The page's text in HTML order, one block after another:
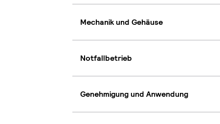
Mechanik und Gehäuse
Notfallbetrieb
Genehmigung und Anwendung